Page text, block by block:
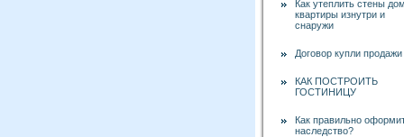
Как утеплить стены
квартиры изнутри и
снаружи
Договор купли продажи
КАК ПОСТРОИТЬ
ГОСТИНИЦУ
Как правильно
наследство?